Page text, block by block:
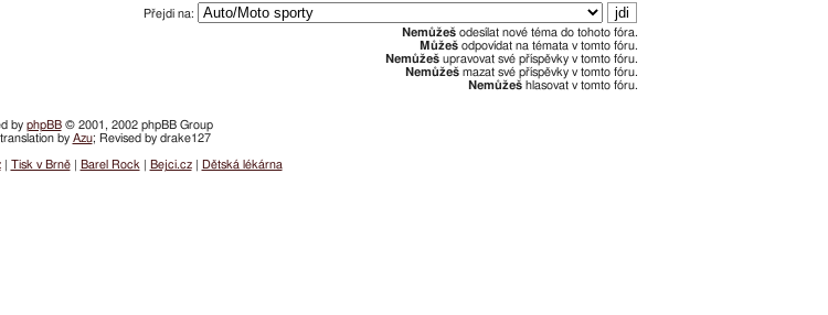
Přejdi na:
Nemůžeš odesílat nové téma do tohoto fóra.
Můžeš odpovídat na témata v tomto fóru.
Nemůžeš upravovat své příspěvky v tomto fóru.
Nemůžeš mazat své příspěvky v tomto fóru.
Nemůžeš hlasovat v tomto fóru.
by phpBB© 2001, 2002 phpBB Group
by Azu; Revised by drake127
| Tisk v Brně| Barel Rock Bejci.cz| Dětská lékárna